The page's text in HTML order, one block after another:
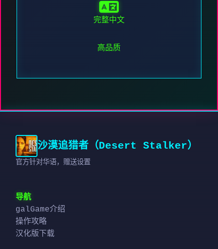
完整中文
高品质
沙漠追猎者（Desert Stalker）
官方针对华语，赠送设置
导航
galGame介绍
操作攻略
汉化版下载